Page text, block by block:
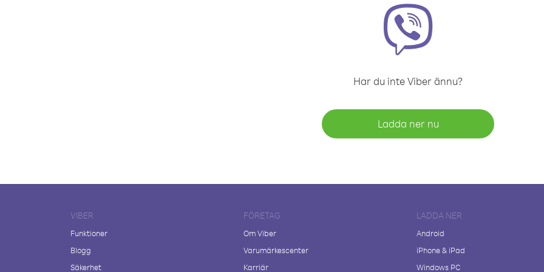
Har du inte Viber ännu?
Ladda ner nu
VIBER
Funktioner
Blogg
Säkerhet
FÖRETAG
Om Viber
Varumärkescenter
Karriär
LADDA NER
Android
iPhone & iPad
Windows PC